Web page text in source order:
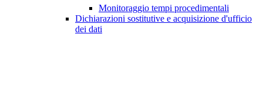
Monitoraggio tempi procedimentali
Dichiarazioni sostitutive e acquisizione d'ufficio
dei dati